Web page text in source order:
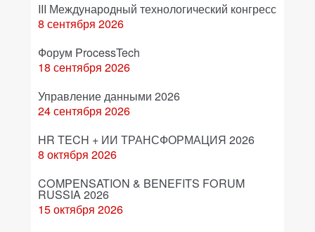
III Международный технологический конгресс
8 сентября 2026
Форум ProcessTech
18 сентября 2026
Управление данными 2026
24 сентября 2026
HR TECH + ИИ ТРАНСФОРМАЦИЯ 2026
8 октября 2026
COMPENSATION & BENEFITS FORUM
RUSSIA 2026
15 октября 2026